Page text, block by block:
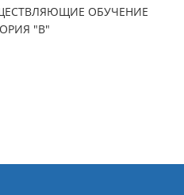
ОБУЧЕНИЕ
"В"